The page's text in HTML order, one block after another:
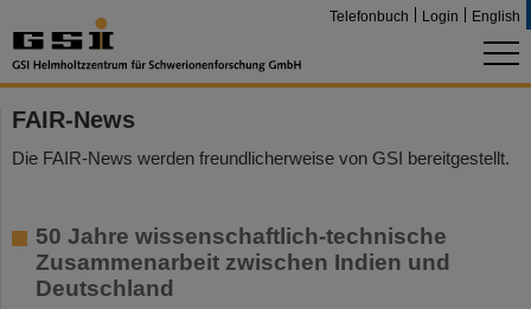
Telefonbuch Login English
FAIR-News
Die FAIR-News werden freundlicherweise von GSI bereitgestellt.
50 Jahre wissenschaftlich-technische
Zusammenarbeit zwischen Indien und
Deutschland